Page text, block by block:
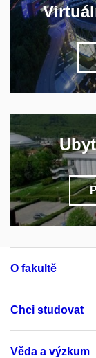
O fakultě
Chci studovat
Věda a výzkum